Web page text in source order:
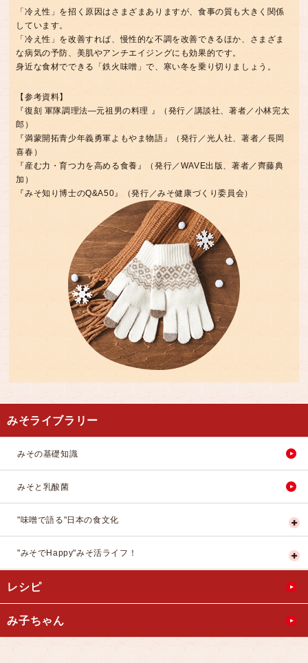
「冷え性」を招く原因はさまざまありますが、食事の質も大きく関係
しています。
「冷え性」を改善すれば、慢性的な不調を改善できるほか、さまざま
な病気の予防、美肌やアンチエイジングにも効果的です。
身近な食材でできる「鉄火味噌」で、寒い冬を乗り切りましょう。
【参考資料】
『復刻 軍隊調理法―元祖男の料理 』（発行／講談社、著者／小林完太
郎）
『満蒙開拓青少年義勇軍よもやま物語』（発行／光人社、著者／長岡
喜春）
『産む力・育つ力を高める食養』（発行／WAVE出版、著者／齊藤典
加）
『みそ知り博士のQ&A50』（発行／みそ健康づくり委員会）
みそライブラリー
みその基礎知識
みそと乳酸菌
"味噌で語る"日本の食文化
"みそでHappy"みそ活ライフ！
レシピ
み子ちゃん